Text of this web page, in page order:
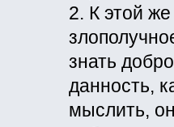
2. К этой
знать
данность,
мыслить,